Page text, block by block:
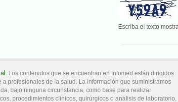
Escriba el texto
. Los contenidos que se encuentran en Infomed están dirigidos
a profesionales de la salud. La información que suministramos
bajo ninguna circunstancia, como base para realizar
procedimientos clínicos, quirúrgicos o análisis de laboratorio,